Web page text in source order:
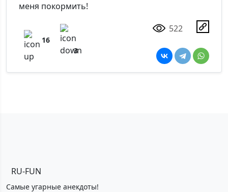
меня покормить!
16
3
522
RU-FUN
Самые угарные анекдоты!